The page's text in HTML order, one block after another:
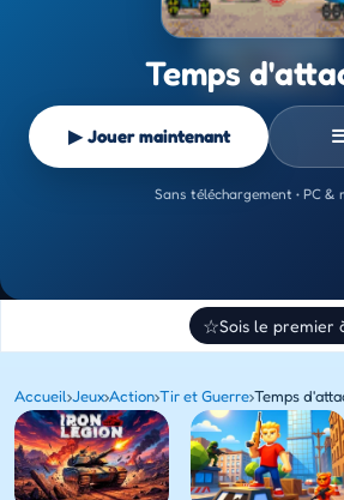
Temps
▶ Jouer maintenant
Sans téléchargement • PC &
☆Sois le premier
Accueil›Jeux›Action›Tir et Guerre›Temps